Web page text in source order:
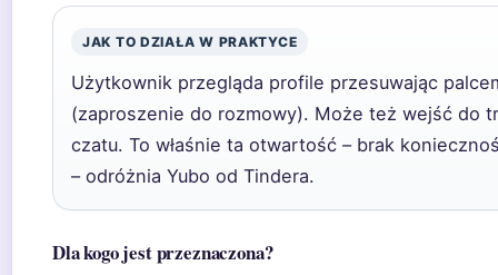
JAK TO DZIAŁA W PRAKTYCE
Użytkownik przegląda profile przesuwając
(zaproszenie do rozmowy). Może też wejść do
czatu. To właśnie ta otwartość – brak
– odróżnia Yubo od Tindera.
Dla kogo jest przeznaczona?